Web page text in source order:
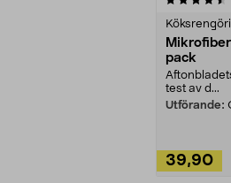
pack
test av d...
Utförande:
39,90